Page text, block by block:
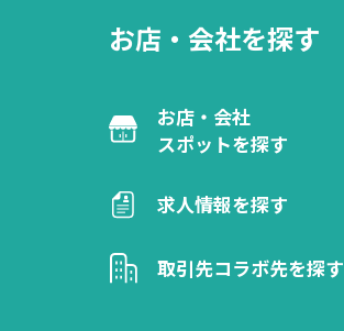
お店・会社を探す
お店・会社
スポットを探す
求人情報を探す
取引先コラボ先を探す